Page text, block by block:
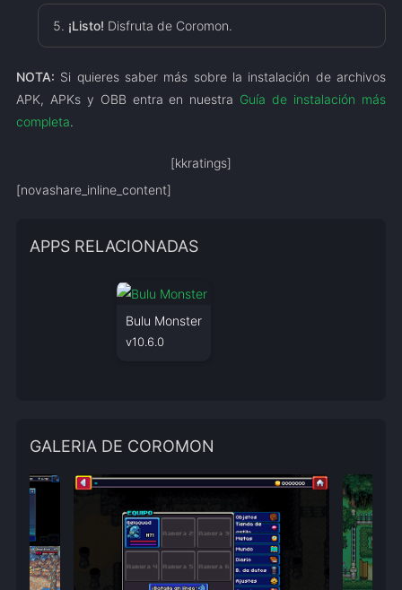
¡Listo! Disfruta de Coromon.
NOTA: Si quieres saber más sobre la instalación de archivos
APK, APKs y OBB entra en nuestra Guía de instalación más
completa.
[kkratings]
[novashare_inline_content]
APPS RELACIONADAS
Bulu Monster
v10.6.0
GALERIA DE COROMON